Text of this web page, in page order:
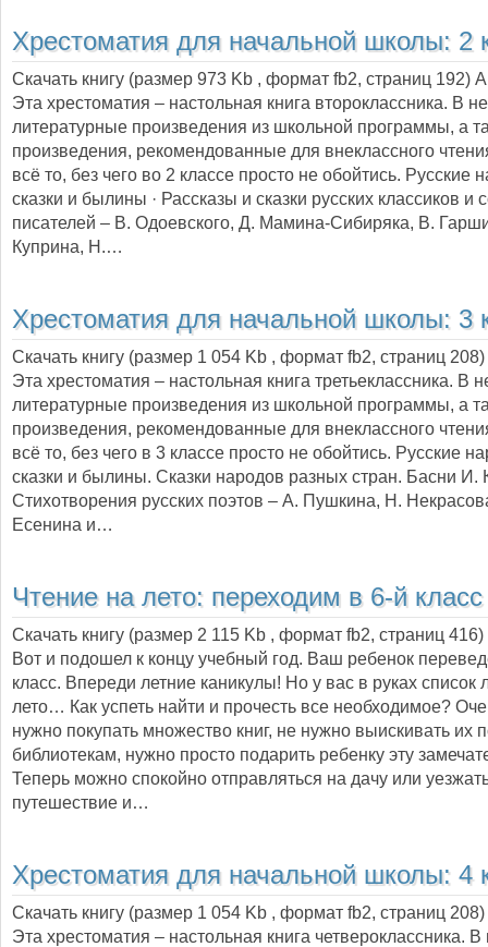
Хрестоматия для начальной школы: 2
Скачать книгу (размер 973 Kb , формат fb2, страниц 192)
Эта хрестоматия – настольная книга второклассника. В
литературные произведения из школьной программы, а
произведения, рекомендованные для внеклассного
всё то, без чего во 2 классе просто не обойтись. Русские
сказки и былины · Рассказы и сказки русских классиков и
писателей – В. Одоевского, Д. Мамина-Сибиряка, В.
Куприна, Н.…
Хрестоматия для начальной школы: 3
Скачать книгу (размер 1 054 Kb , формат fb2, страниц 208
Эта хрестоматия – настольная книга третьеклассника. В
литературные произведения из школьной программы, а
произведения, рекомендованные для внеклассного
всё то, без чего в 3 классе просто не обойтись. Русские
сказки и былины. Сказки народов разных стран. Басни И.
Стихотворения русских поэтов – А. Пушкина, Н.
Есенина и…
Чтение на лето: переходим в 6-й класс
Скачать книгу (размер 2 115 Kb , формат fb2, страниц 416)
Вот и подошел к концу учебный год. Ваш ребенок
класс. Впереди летние каникулы! Но у вас в руках список
лето… Как успеть найти и прочесть все необходимое?
нужно покупать множество книг, не нужно выискивать их
библиотекам, нужно просто подарить ребенку эту
Теперь можно спокойно отправляться на дачу или
путешествие и…
Хрестоматия для начальной школы: 4
Скачать книгу (размер 1 054 Kb , формат fb2, страниц 208
Эта хрестоматия – настольная книга четвероклассника.